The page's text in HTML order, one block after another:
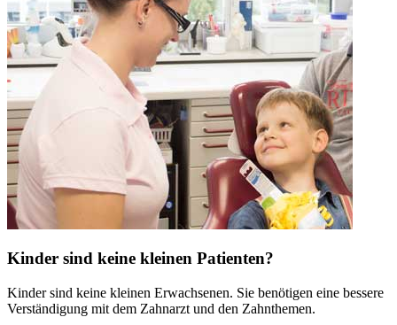
Kinder sind keine kleinen Patienten?
Kinder sind keine kleinen Erwachsenen. Sie benötigen eine bessere
Verständigung mit dem Zahnarzt und den Zahnthemen.